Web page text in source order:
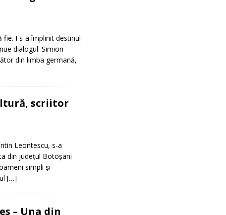
fie. I s-a împlinit destinul
dialogul. Simion
din limba germană,
scriitor
Leontescu, s-a
din judeţul Botoşani
simpli și
[…]
– Una din